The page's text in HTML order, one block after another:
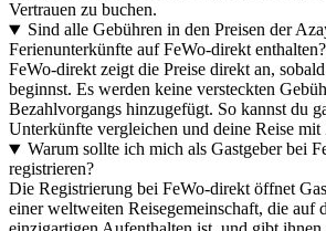
Vertrauen zu buchen.
Sind alle Gebühren in den Preisen der
Ferienunterkünfte auf FeWo-direkt enthalten?
FeWo-direkt zeigt die Preise direkt an,
beginnst. Es werden keine versteckten
Bezahlvorgangs hinzugefügt. So kannst du
Unterkünfte vergleichen und deine Reise mit
Warum sollte ich mich als Gastgeber bei
registrieren?
Die Registrierung bei FeWo-direkt öffnet
einer weltweiten Reisegemeinschaft, die auf